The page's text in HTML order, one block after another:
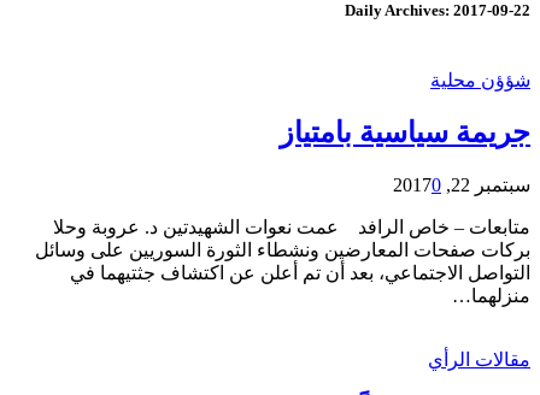
Daily Archives: 2017-09-22
شؤؤن محلية
جريمة سياسية بامتياز
سبتمبر 22, 2017 0
متابعات – خاص الرافد عمت نعوات الشهيدتين د. عروبة وحلا
بركات صفحات المعارضين ونشطاء الثورة السوريين على وسائل
التواصل الاجتماعي، بعد أن تم أعلن عن اكتشاف جثتيهما في
منزلهما…
مقالات الرأي